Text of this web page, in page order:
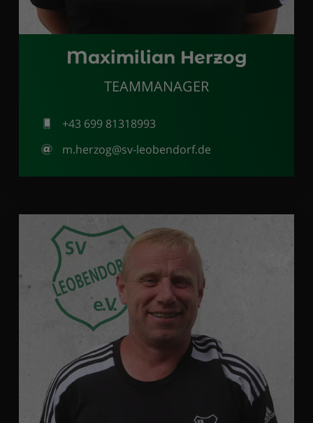
Maximilian Herzog
TEAMMANAGER
+43 699 81318993
m.herzog@sv-leobendorf.de